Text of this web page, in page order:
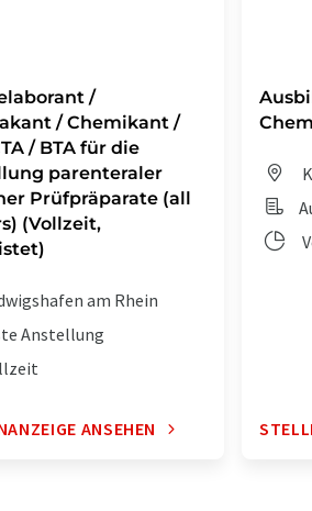
/
/ Chemikant /
/ BTA für die
parenteraler
Prüfpräparate (all
(Vollzeit,
am Rhein
Anstellung
ANSEHEN